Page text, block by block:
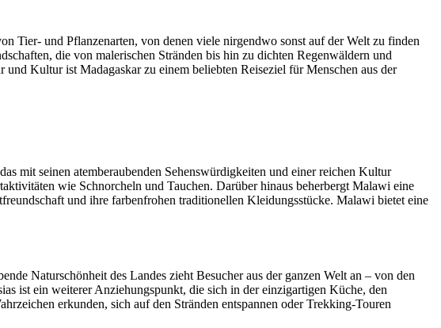
Tier- und Pflanzenarten, von denen viele nirgendwo sonst auf der Welt zu finden
die von malerischen Stränden bis hin zu dichten Regenwäldern und
Kultur ist Madagaskar zu einem beliebten Reiseziel für Menschen aus der
mit seinen atemberaubenden Sehenswürdigkeiten und einer reichen Kultur
wie Schnorcheln und Tauchen. Darüber hinaus beherbergt Malawi eine
und ihre farbenfrohen traditionellen Kleidungsstücke. Malawi bietet eine
Naturschönheit des Landes zieht Besucher aus der ganzen Welt an – von den
ist ein weiterer Anziehungspunkt, die sich in der einzigartigen Küche, den
erkunden, sich auf den Stränden entspannen oder Trekking-Touren